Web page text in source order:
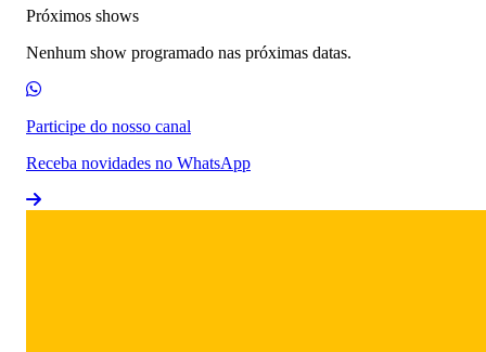
Próximos shows
Nenhum show programado nas próximas datas.
Participe do nosso canal
Receba novidades no WhatsApp